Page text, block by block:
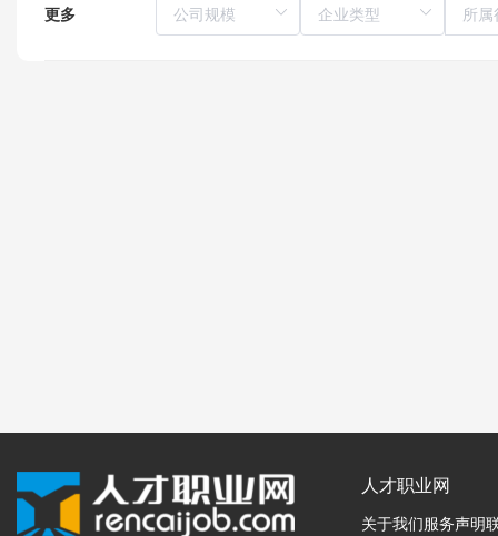
更多 所
人才职业网
关于我们服务声明